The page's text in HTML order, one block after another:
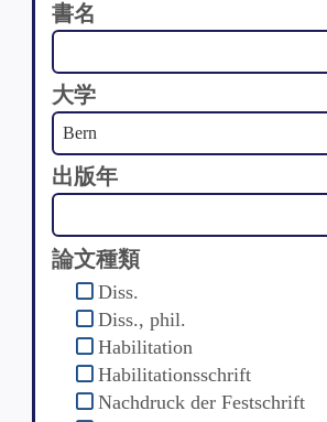
書名
大学
出版年
論文種類
Diss.
Diss., phil.
Habilitation
Habilitationsschrift
Nachdruck der Festschrift